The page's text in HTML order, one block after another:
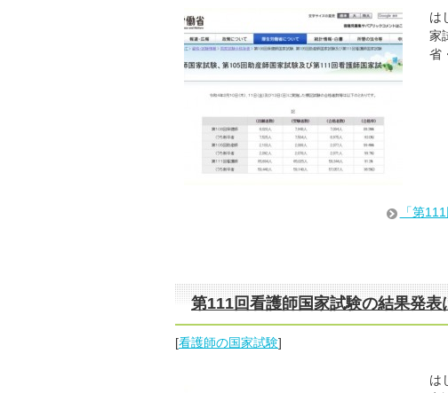
は
家
省
「第
第111回看護師国家試験の結果発表
[看護師の国家試験]
は